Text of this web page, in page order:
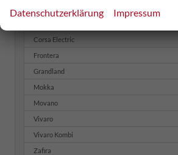
Corsa Electric
Frontera
Grandland
Mokka
Movano
Vivaro
Vivaro Kombi
Zafira
Datenschutzerklärung Impressum